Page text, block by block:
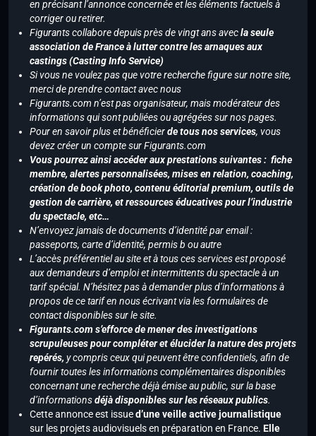
en précisant l’annonce concernée et les éléments factuels à
corriger ou retirer.
Figurants collabore depuis près de vingt ans avecla seule
association de France à lutter contre les arnaques aux
castings (Casting Info Service)
Si vous ne voulez pas que votre recherche figure sur notre site,
merci de prendre contact avec nous
Figurants.com n’est pas organisateur, mais modérateur des
informations qui sont publiées ou agrégées sur nos pages.
Pour en savoir plus et bénéficierde tous nos services, vous
devez créer un compte sur Figurants.com
Vous pourrez ainsi accéder aux prestations suivantes : fiche
membre, alertes personnalisées, mises en relation, coaching,
création de book photo, contenu éditorial premium, outils de
gestion de carrière, et ressources éducatives pour l’industrie
du spectacle, etc…
N’envoyez jamais de documents d’identité par email :
passeports, carte d’identité, permis b ou autre
L’accès préférentiel au site et à tous ces services est proposé
aux demandeurs d’emploi et intermittents du spectacle à un
tarif spécial. N’hésitez pas à demander plus d’informations à
propos de ce tarif en nous écrivant via les formulaires de
contact disponibles sur le site.
Figurants.com s’efforce de mener des investigations
scrupuleuses pour compléter et élucider la nature des projets
repérés, y compris ceux qui peuvent être confidentiels, afin de
fournir toutes les informations complémentaires disponibles
concernant une recherche déjà émise au public, sur la base
d’informationsdéjà disponibles sur les réseaux publics.
Cette annonce est issued’une veille active journalistique
sur les projets audiovisuels en préparation en France. Elle